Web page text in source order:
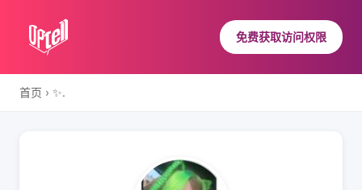
免费获取访问权限
首页 › ✨.